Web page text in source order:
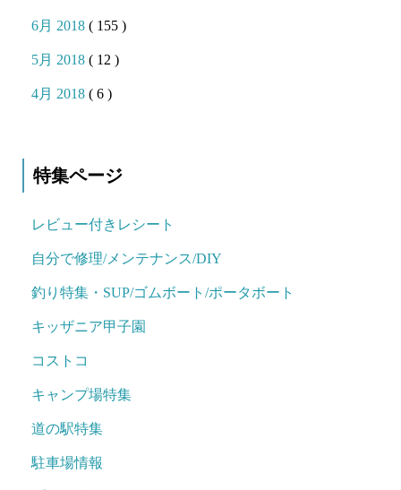
6月 2018( 155 )
5月 2018( 12 )
4月 2018( 6 )
特集ページ
レビュー付きレシート
自分で修理/メンテナンス/DIY
釣り特集・SUP/ゴムボート/ポータボート
キッザニア甲子園
コストコ
キャンプ場特集
道の駅特集
駐車場情報